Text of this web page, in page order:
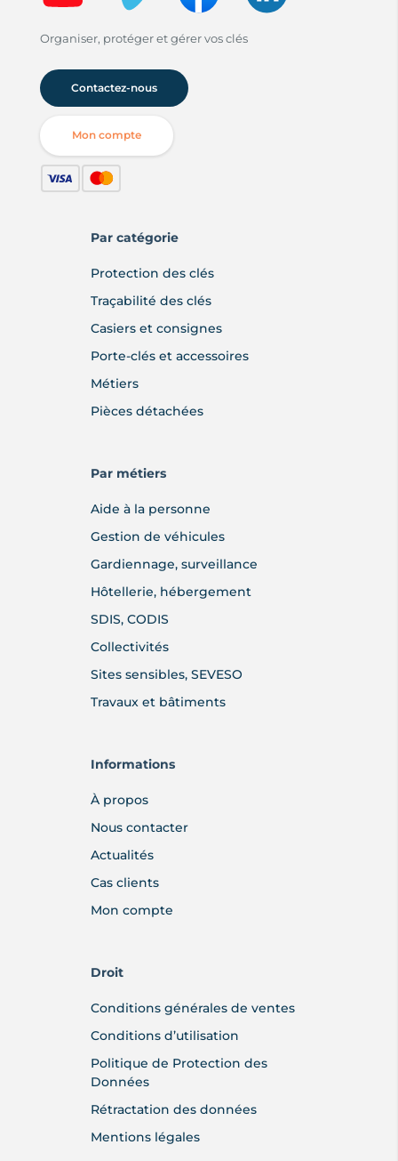
Organiser, protéger et gérer vos clés
Contactez-nous
Mon compte
Par catégorie
Protection des clés
Traçabilité des clés
Casiers et consignes
Porte-clés et accessoires
Métiers
Pièces détachées
Par métiers
Aide à la personne
Gestion de véhicules
Gardiennage, surveillance
Hôtellerie, hébergement
SDIS, CODIS
Collectivités
Sites sensibles, SEVESO
Travaux et bâtiments
Informations
À propos
Nous contacter
Actualités
Cas clients
Mon compte
Droit
Conditions générales de ventes
Conditions d’utilisation
Politique de Protection des
Données
Rétractation des données
Mentions légales